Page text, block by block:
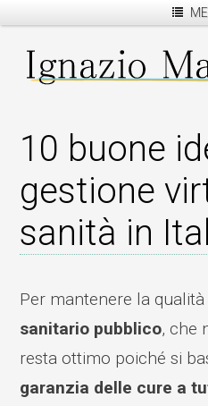
10 buone
gestione
sanità in
Per mantenere la
sanitario pubblico, che
resta ottimo poiché si
garanzia delle cure a